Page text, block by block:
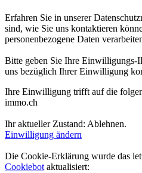
Erfahren Sie in unserer
sind, wie Sie uns kontaktieren
personenbezogene Daten
Bitte geben Sie Ihre Einwilligungs-
uns bezüglich Ihrer Einwilligung
Ihre Einwilligung trifft auf die
immo.ch
Ihr aktueller Zustand: Ablehnen.
Einwilligung ändern
Die Cookie-Erklärung wurde das
Cookiebot aktualisiert: